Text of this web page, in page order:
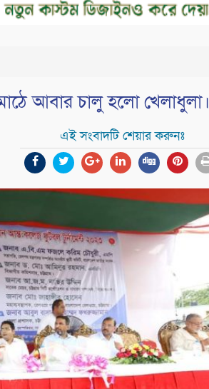
আবার চালু হলো খেলাধুলা।
এই সংবাদটি শেয়ার করুনঃ